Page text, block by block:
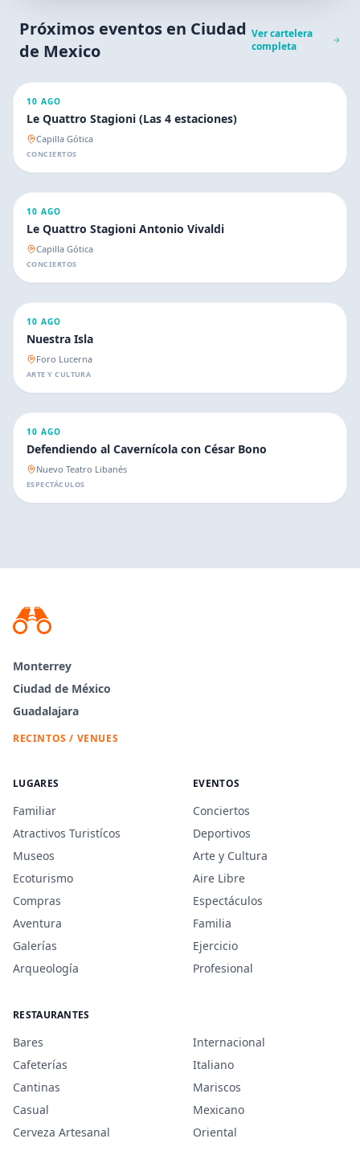
Próximos eventos en Ciudad
de Mexico
Ver cartelera
completa
10 AGO
Le Quattro Stagioni (Las 4 estaciones)
Capilla Gótica
CONCIERTOS
10 AGO
Le Quattro Stagioni Antonio Vivaldi
Capilla Gótica
CONCIERTOS
10 AGO
Nuestra Isla
Foro Lucerna
ARTE Y CULTURA
10 AGO
Defendiendo al Cavernícola con César Bono
Nuevo Teatro Libanés
ESPECTÁCULOS
Monterrey
Ciudad de México
Guadalajara
RECINTOS / VENUES
LUGARES
Familiar
Atractivos Turistícos
Museos
Ecoturismo
Compras
Aventura
Galerías
Arqueología
EVENTOS
Conciertos
Deportivos
Arte y Cultura
Aire Libre
Espectáculos
Familia
Ejercicio
Profesional
RESTAURANTES
Bares
Cafeterías
Cantinas
Casual
Cerveza Artesanal
Internacional
Italiano
Mariscos
Mexicano
Oriental